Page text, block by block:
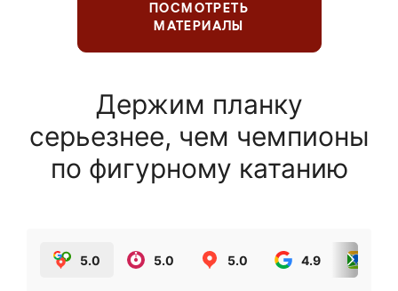
ПОСМОТРЕТЬ
МАТЕРИАЛЫ
Держим планку
серьезнее, чем чемпионы
по фигурному катанию
5.0 5.0 5.0 4.9